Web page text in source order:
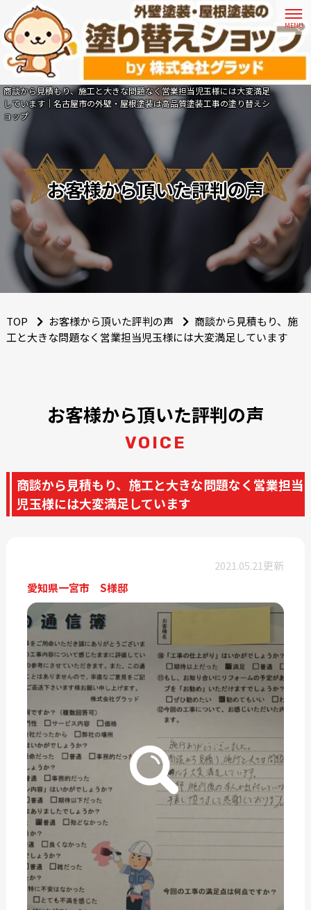
商談から見積もり、施工と大きな問題なく営業担当児玉様には大変満足
しています｜名古屋市の外壁・屋根塗装は高品質塗装工事の塗り替えシ
ョップ
お客様から頂いた評判の声
TOP お客様から頂いた評判の声
商談から見積もり、施
工と大きな問題なく営業担当児玉様には大変満足しています
お客様から頂いた評判の声
VOICE
商談から見積もり、施工と大きな問題なく営業担当
児玉様には大変満足しています
2021.05.21更新
愛知県一宮市 S様邸